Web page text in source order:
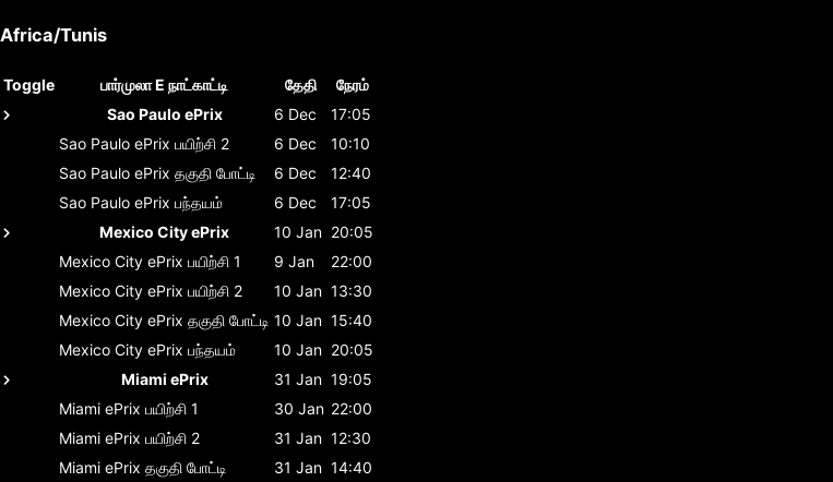
Africa/Tunis
Toggle பார்முலா E நாட்காட்டி தேதி
நேரம்
Sao Paulo ePrix
6 Dec
17:05
Sao Paulo ePrix பயிற்சி 2 6 Dec
10:10
Sao Paulo ePrix தகுதி போட்டி 6 Dec
12:40
Sao Paulo ePrix பந்தயம் 6 Dec
17:05
Mexico City ePrix
10 Jan 20:05
Mexico City ePrix பயிற்சி 1 9 Jan
22:00
Mexico City ePrix பயிற்சி 2 10 Jan 13:30
Mexico City ePrix தகுதி போட்டி 10 Jan 15:40
Mexico City ePrix பந்தயம் 10 Jan 20:05
Miami ePrix
31 Jan 19:05
Miami ePrix பயிற்சி 1 30 Jan 22:00
Miami ePrix பயிற்சி 2 31 Jan 12:30
Miami ePrix தகுதி போட்டி 31 Jan 14:40